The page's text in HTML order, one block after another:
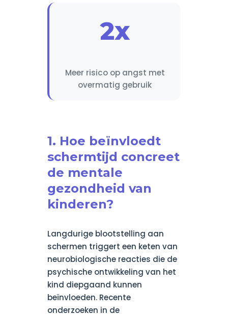
2x
Meer risico op angst met
overmatig gebruik
1. Hoe beïnvloedt
schermtijd concreet
de mentale
gezondheid van
kinderen?
Langdurige blootstelling aan
schermen triggert een keten van
neurobiologische reacties die de
psychische ontwikkeling van het
kind diepgaand kunnen
beïnvloeden. Recente
onderzoeken in de